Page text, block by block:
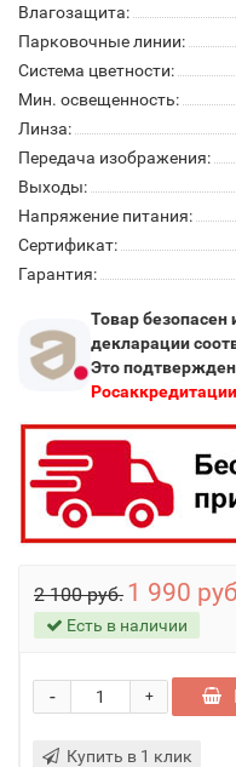
Влагозащита:
Парковочные линии:
Система цветности:
Мин. освещенность:
Линза:
Передача изображения:
Выходы:
Напряжение питания:
Сертификат:
Гарантия:
Товар
декларации
Это
Росаккредитации
2 100 руб. 1 990
Есть в наличии
+
-
Купить в 1 клик